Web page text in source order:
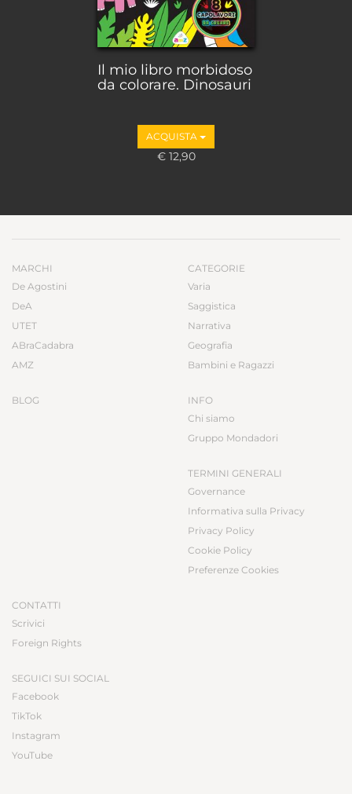
Il mio libro morbidoso
da colorare. Dinosauri
ACQUISTA
€ 12,90
MARCHI
De Agostini
DeA
UTET
ABraCadabra
AMZ
BLOG
CATEGORIE
Varia
Saggistica
Narrativa
Geografia
Bambini e Ragazzi
INFO
Chi siamo
Gruppo Mondadori
TERMINI GENERALI
Governance
Informativa sulla Privacy
Privacy Policy
Cookie Policy
Preferenze Cookies
CONTATTI
Scrivici
Foreign Rights
SEGUICI SUI SOCIAL
Facebook
TikTok
Instagram
YouTube